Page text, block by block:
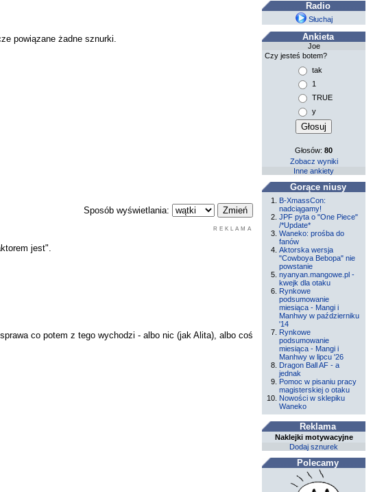
powiązane żadne sznurki.
Sposób wyświetlania:
REKLAMA
jest".
co potem z tego wychodzi - albo nic (jak Alita), albo coś
Radio
Słuchaj
Ankieta
Joe
Czy jesteś botem?
tak
1
TRUE
y
Głosów:80
Zobacz wyniki
Inne ankiety
Gorące niusy
B-XmassCon:
nadciągamy!
JPF pyta o "One Piece"
/*Update*
Waneko: prośba do
fanów
Aktorska wersja
"Cowboya Bebopa" nie
powstanie
nyanyan.mangowe.pl -
kwejk dla otaku
Rynkowe
podsumowanie
miesiąca - Mangi i
Manhwy w październiku
'14
Rynkowe
podsumowanie
miesiąca - Mangi i
Manhwy w lipcu '26
Dragon Ball AF - a
jednak
Pomoc w pisaniu pracy
magisterskiej o otaku
Nowości w sklepiku
Waneko
Reklama
Naklejki motywacyjne
Dodaj sznurek
Polecamy